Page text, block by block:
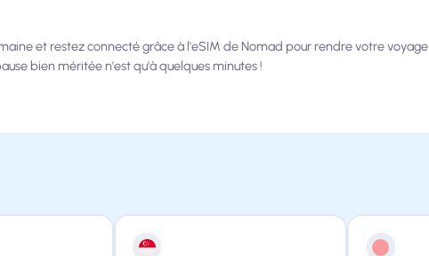
et restez connecté grâce à l'eSIM de Nomad pour rendre votre voyage
bien méritée n'est qu'à quelques minutes !